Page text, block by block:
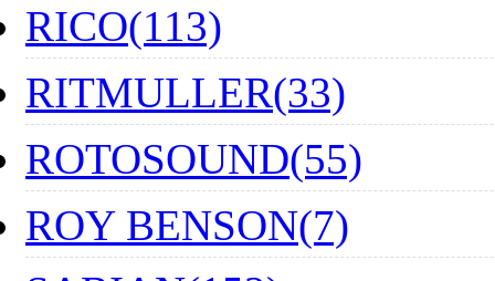
RICO(113)
RITMULLER(33)
ROTOSOUND(55)
ROY BENSON(7)